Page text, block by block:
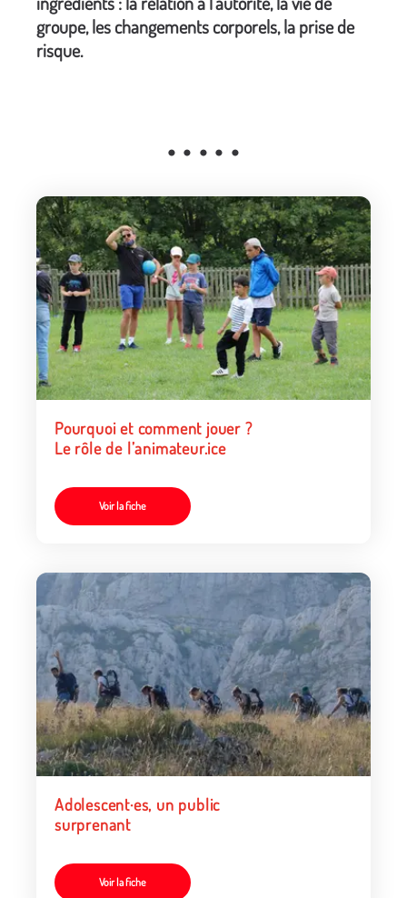
groupe, les changements corporels, la prise de
risque.
• • • • •
Pourquoi et comment jouer ?
Le rôle de l’animateur.ice
Voir la fiche
Adolescent·es, un public
surprenant
Voir la fiche